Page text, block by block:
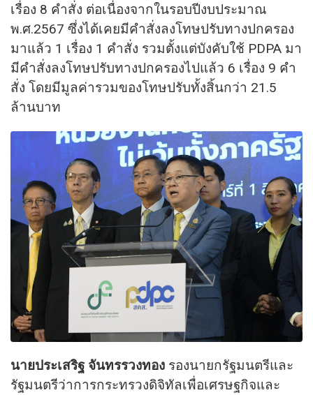
เรื่อง 8 คำสั่ง ต่อเนื่องจากในรอบปีงบประมาณ
พ.ศ.2567 ซึ่งได้เคยมีคำสั่งลงโทษปรับทางปกครอง
มาแล้ว 1 เรื่อง 1 คำสั่ง รวมตั้งแต่บังคับใช้ PDPA มา
มีคำสั่งลงโทษปรับทางปกครองไปแล้ว 6 เรื่อง 9 คำ
สั่ง โดยมีมูลค่ารวมของโทษปรับทั้งสิ้นกว่า 21.5
ล้านบาท
นายประเสริฐ จันทรรวงทอง รองนายกรัฐมนตรีและ
รัฐมนตรีว่าการกระทรวงดิจิทัลเพื่อเศรษฐกิจและ